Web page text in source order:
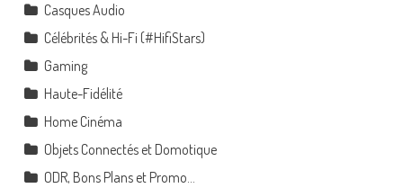
Casques Audio
Célébrités & Hi-Fi (#HifiStars)
Gaming
Haute-Fidélité
Home Cinéma
Objets Connectés et Domotique
ODR, Bons Plans et Promo…